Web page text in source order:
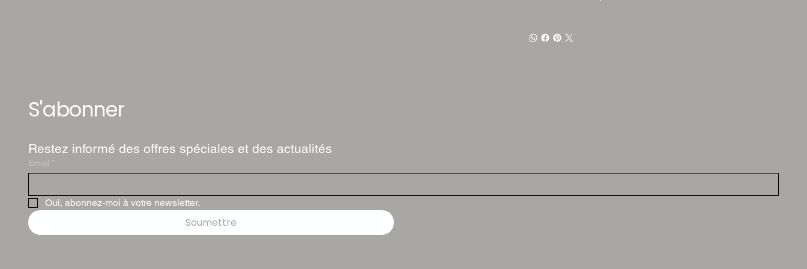
S'abonner
Restez informé des offres spéciales et des actualités
Email *
Oui, abonnez-moi à votre newsletter.
Soumettre